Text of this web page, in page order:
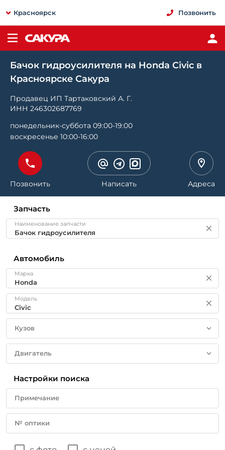
Красноярск Позвонить
Бачок гидроусилителя на Honda Civic в
Красноярске Сакура
Продавец ИП Тартаковский А. Г.
ИНН 246302687769
понедельник-суббота 09:00-19:00
воскресенье 10:00-16:00
Позвонить Написать Адреса
Запчасть
Наименование запчасти
Автомобиль
Марка
Модель
Кузов
Двигатель
Настройки поиска
Примечание
№ оптики